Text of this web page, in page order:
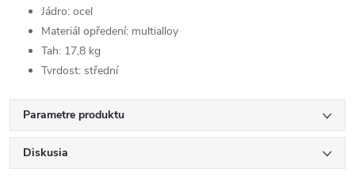
Jádro: ocel
Materiál opředení: multialloy
Tah: 17,8 kg
Tvrdost: střední
Parametre produktu
Diskusia